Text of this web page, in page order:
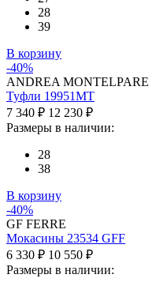
28
39
В корзину
-40%
ANDREA MONTELPARE
Туфли 19951MT
7 340 ₽ 12 230 ₽
Размеры в наличии:
28
38
В корзину
-40%
GF FERRE
Мокасины 23534 GFF
6 330 ₽ 10 550 ₽
Размеры в наличии: